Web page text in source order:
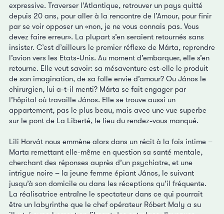
expressive. Traverser l’Atlantique, retrouver un pays quitté
depuis 20 ans, pour aller à la rencontre de l’Amour, pour finir
par se voir opposer un «non, je ne vous connais pas. Vous
devez faire erreur». La plupart s’en seraient retournés sans
insister. C’est d’ailleurs le premier réflexe de Márta, reprendre
l’avion vers les Etats-Unis. Au moment d’embarquer, elle s’en
retourne. Elle veut savoir: sa mésaventure est-elle le produit
de son imagination, de sa folle envie d’amour? Ou János le
chirurgien, lui a-t-il menti? Márta se fait engager par
l’hôpital où travaille János. Elle se trouve aussi un
appartement, pas le plus beau, mais avec une vue superbe
sur le pont de La Liberté, le lieu du rendez-vous manqué.
Lili Horvát nous emmène alors dans un récit à la fois intime –
Marta remettant elle-même en question sa santé mentale,
cherchant des réponses auprès d’un psychiatre, et une
intrigue noire – la jeune femme épiant János, le suivant
jusqu’à son domicile ou dans les réceptions qu’il fréquente.
La réalisatrice entraîne le spectateur dans ce qui pourrait
être un labyrinthe que le chef opérateur Róbert Maly a su